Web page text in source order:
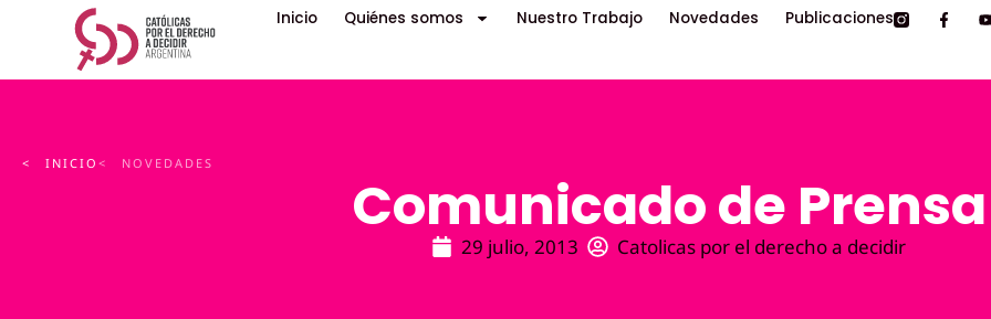
Inicio Quiénes somos Nuestro Trabajo Novedades Publicaciones
< INICIO < NOVEDADES
Comunicado de Prensa
29 julio, 2013 Catolicas por el derecho a decidir